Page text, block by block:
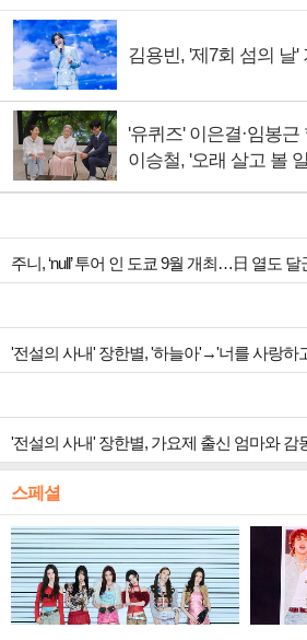
김용빈, '제7회 섬의 날'
'유퀴즈' 이은결·임봉근
이승철, '오래 살고 볼
주니, ‘null’ 투어 인 도쿄 9월 개최…日 열도 달
'전설의 사내' 장한별, '하늘아'→'너를 사랑하
'전설의 사내' 장한별, 가요제 출신 엄마와 감
스페셜